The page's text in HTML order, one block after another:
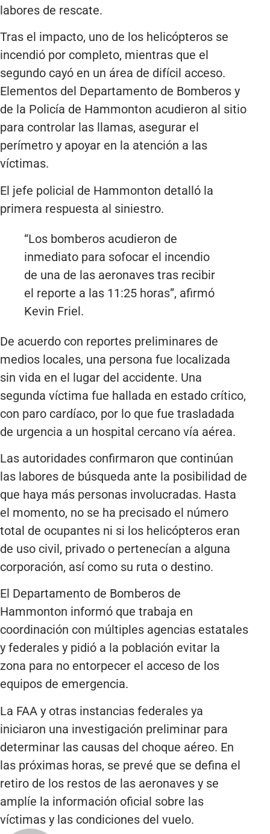
labores de rescate.
Tras el impacto, uno de los helicópteros se
incendió por completo, mientras que el
segundo cayó en un área de difícil acceso.
Elementos del Departamento de Bomberos y
de la Policía de Hammonton acudieron al sitio
para controlar las llamas, asegurar el
perímetro y apoyar en la atención a las
víctimas.
El jefe policial de Hammonton detalló la
primera respuesta al siniestro.
“Los bomberos acudieron de
inmediato para sofocar el incendio
de una de las aeronaves tras recibir
el reporte a las 11:25 horas”, afirmó
Kevin Friel.
De acuerdo con reportes preliminares de
medios locales, una persona fue localizada
sin vida en el lugar del accidente. Una
segunda víctima fue hallada en estado crítico,
con paro cardíaco, por lo que fue trasladada
de urgencia a un hospital cercano vía aérea.
Las autoridades confirmaron que continúan
las labores de búsqueda ante la posibilidad de
que haya más personas involucradas. Hasta
el momento, no se ha precisado el número
total de ocupantes ni si los helicópteros eran
de uso civil, privado o pertenecían a alguna
corporación, así como su ruta o destino.
El Departamento de Bomberos de
Hammonton informó que trabaja en
coordinación con múltiples agencias estatales
y federales y pidió a la población evitar la
zona para no entorpecer el acceso de los
equipos de emergencia.
La FAA y otras instancias federales ya
iniciaron una investigación preliminar para
determinar las causas del choque aéreo. En
las próximas horas, se prevé que se defina el
retiro de los restos de las aeronaves y se
amplíe la información oficial sobre las
víctimas y las condiciones del vuelo.